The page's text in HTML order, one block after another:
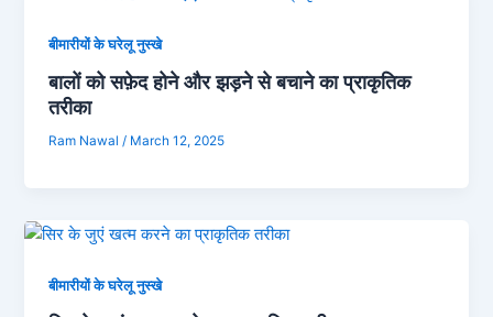
बीमारीयों के घरेलू नुस्खे
बालों को सफ़ेद होने और झड़ने से बचाने का प्राकृतिक
तरीका
Ram Nawal/ March 12, 2025
बीमारीयों के घरेलू नुस्खे